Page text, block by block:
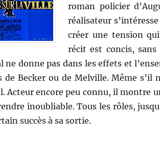
roman policier
réalisateur
créer une tension
récit est concis,
ne donne pas dans les effets et
Becker ou de Melville. Même s’il
Acteur encore peu connu, il montre
inoubliable. Tous les rôles,
succès à sa sortie.